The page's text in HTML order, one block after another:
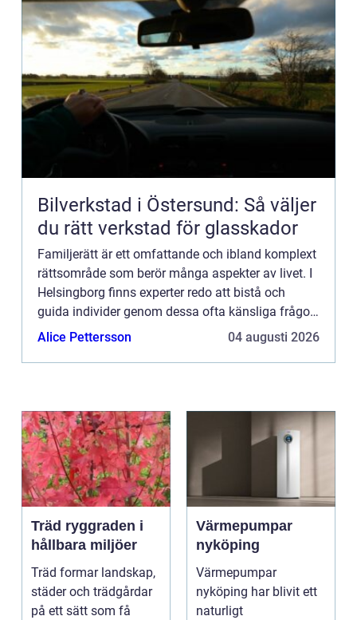
Bilverkstad i Östersund: Så väljer
du rätt verkstad för glasskador
Familjerätt är ett omfattande och ibland komplext
rättsområde som berör många aspekter av livet. I
Helsingborg finns experter redo att bistå och
guida individer genom dessa ofta känsliga frågor.
En del...
Alice Pettersson 04 augusti 2026
Träd ryggraden i
hållbara miljöer
Träd formar landskap,
städer och trädgårdar
på ett sätt som få
Värmepumpar
nyköping
Värmepumpar
nyköping har blivit ett
naturligt